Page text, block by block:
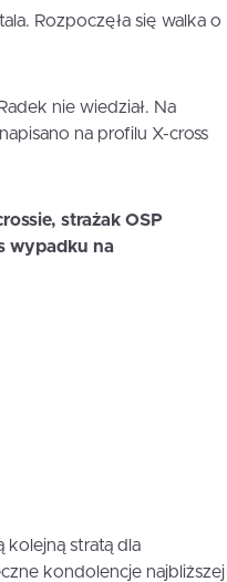
Rozpoczęła się walka o
nie wiedział. Na
na profilu X-cross
strażak OSP
wypadku na
kolejną stratą dla
kondolencje najbliższej